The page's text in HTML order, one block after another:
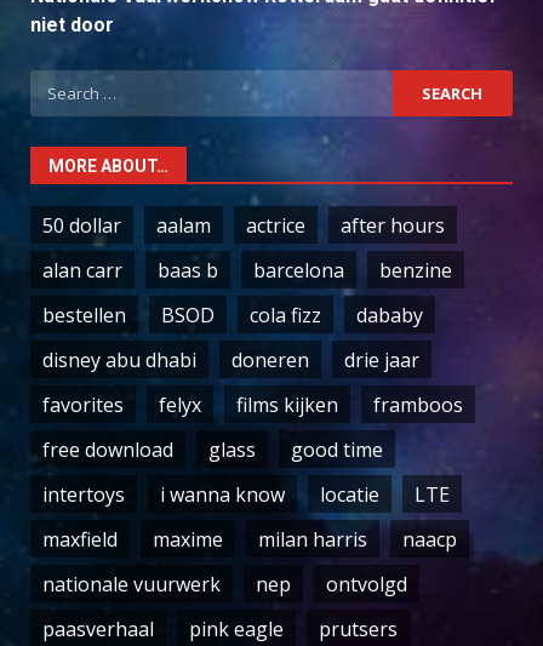
niet door
Search
for:
MORE ABOUT…
50 dollar aalam actrice
after hours
alan carr
baas b barcelona
benzine
bestellen
BSOD cola fizz
dababy
disney abu dhabi
doneren
drie jaar
favorites
felyx films kijken
framboos
free download
glass
good time
intertoys
i wanna know locatie
LTE
maxfield
maxime milan harris
naacp
nationale vuurwerk
nep
ontvolgd
paasverhaal
pink eagle prutsers